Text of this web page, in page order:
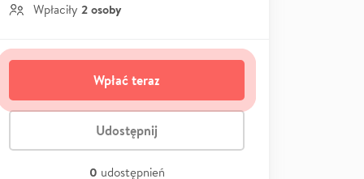
Wpłaciły 2 osoby
Wpłać teraz
Udostępnij
0 udostępnień